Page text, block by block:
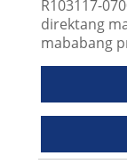
R103117-
direktang
mababang